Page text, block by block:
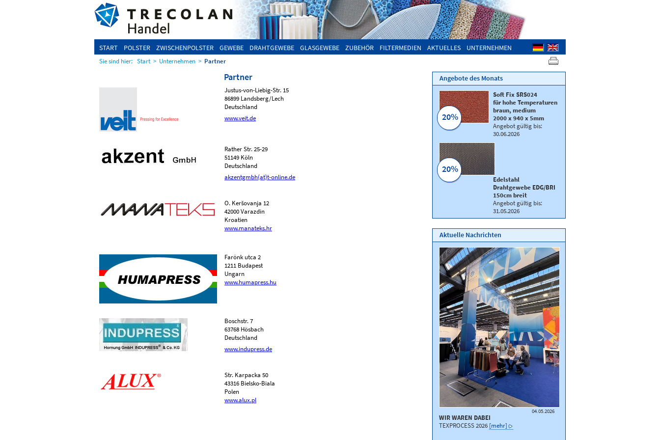
START POLSTER ZWISCHENPOLSTER GEWEBE DRAHTGEWEBE GLASGEWEBE ZUBEHÖR FILTERMEDIEN AKTUELLES UNTERNEHMEN
Sie sind hier: Start > Unternehmen > Partner
Partner
Justus-von-Liebig-Str. 15
86899 Landsberg/Lech
Deutschland
www.veit.de
Rather Str. 25-29
51149 Köln
Deutschland
akzentgmbh(at)t-online.de
O. Keršovanja 12
42000 Varazdin
Kroatien
www.manateks.hr
Farönk utca 2
1211 Budapest
Ungarn
www.humapress.hu
Boschstr. 7
63768 Hösbach
Deutschland
www.indupress.de
Str. Karpacka 50
43316 Bielsko-Biala
Polen
www.alux.pl
Angebote des Monats
Soft Fix SRS024
für hohe Temperaturen
braun, medium
2000 x 940 x 5mm
Angebot gültig bis:
30.06.2026
20%
Edelstahl
Drahtgewebe EDG/BRI
150cm breit
Angebot gültig bis:
31.05.2026
20%
Aktuelle Nachrichten
04.05.2026
WIR WAREN DABEI
TEXPROCESS 2026 [mehr]